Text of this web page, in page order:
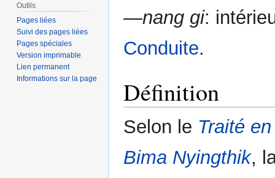
—nang gi:
Conduite.
Définition
Selon le Traité
Bima Nyingthik,
Outils
Pages liées
Suivi des pages liées
Pages spéciales
Version imprimable
Lien permanent
Informations sur la page